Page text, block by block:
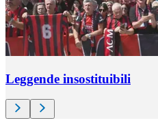
Leggende insostituibili